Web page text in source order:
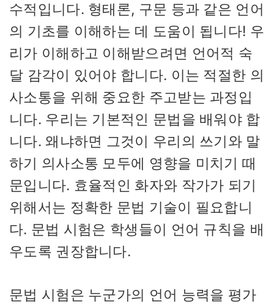
수적입니다. 형태론, 구문 등과 같은 언어
의 기초를 이해하는 데 도움이 됩니다! 우
리가 이해하고 이해받으려면 언어적 숙
달 감각이 있어야 합니다. 이는 적절한 의
사소통을 위해 중요한 주고받는 과정입
니다. 우리는 기본적인 문법을 배워야 합
니다. 왜냐하면 그것이 우리의 쓰기와 말
하기 의사소통 모두에 영향을 미치기 때
문입니다. 효율적인 화자와 작가가 되기
위해서는 정확한 문법 기술이 필요합니
다. 문법 시험은 학생들이 언어 규칙을 배
우도록 권장합니다.
문법 시험은 누군가의 언어 능력을 평가